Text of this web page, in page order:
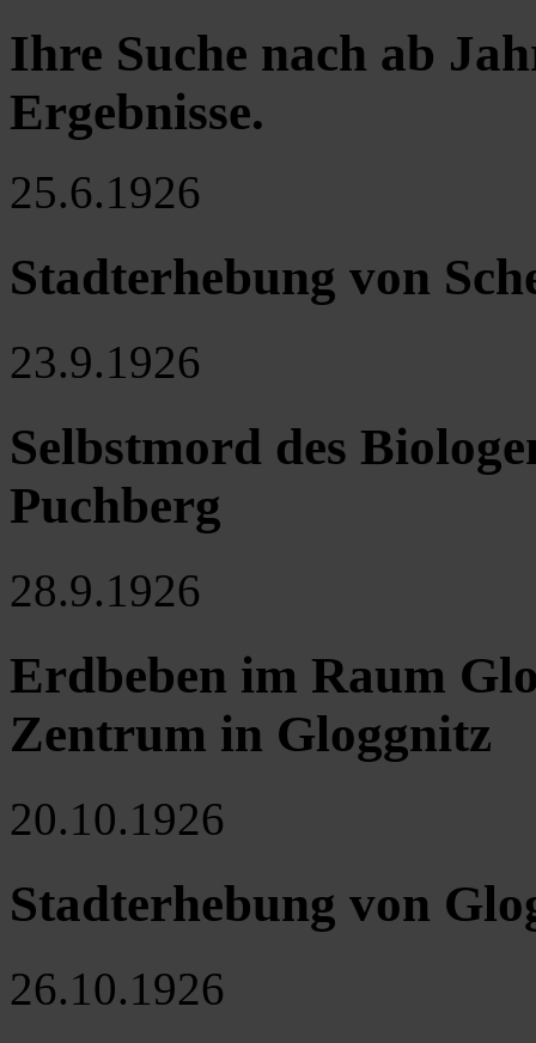
Ihre Suche nach ab
Ergebnisse.
25.6.1926
Stadterhebung von
23.9.1926
Selbstmord des
Puchberg
28.9.1926
Erdbeben im Raum
Zentrum in Gloggnitz
20.10.1926
Stadterhebung von
26.10.1926